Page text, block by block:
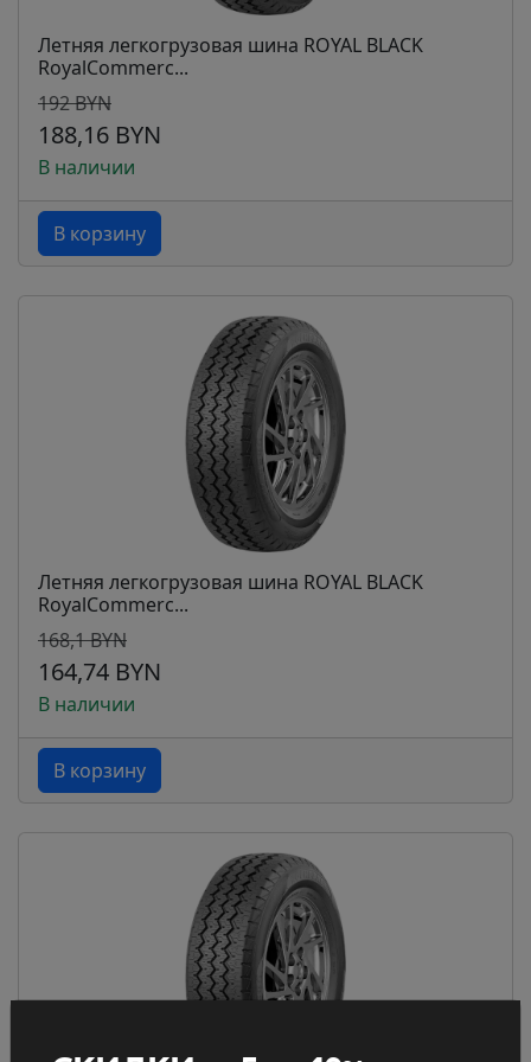
Летняя легкогрузовая шина ROYAL BLACK
RoyalCommerc...
192 BYN
188,16 BYN
В наличии
В корзину
Летняя легкогрузовая шина ROYAL BLACK
RoyalCommerc...
168,1 BYN
164,74 BYN
В наличии
В корзину